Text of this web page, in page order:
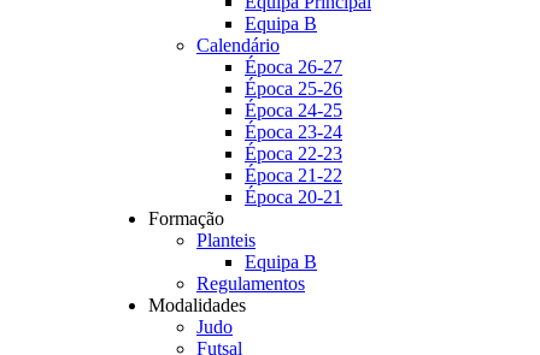
Equipa B
Calendário
Época 26-27
Época 25-26
Época 24-25
Época 23-24
Época 22-23
Época 21-22
Época 20-21
Formação
Planteis
Equipa B
Regulamentos
Modalidades
Judo
Futsal